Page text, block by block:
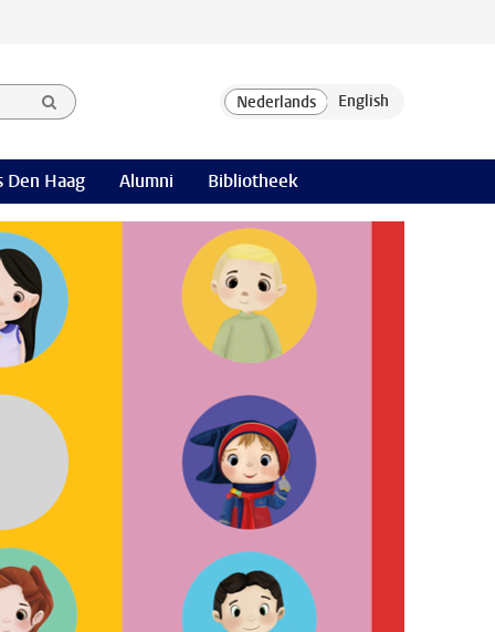
Den Haag Alumni Bibliotheek